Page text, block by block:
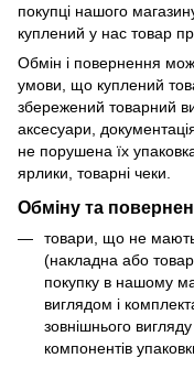
покупці нашого
куплений у нас товар
Обмін і повернення
умови, що куплений
збережений товарний
аксесуари,
не порушена їх
ярлики, товарні чеки.
Обміну та
товари, що не
(накладна або
покупку в нашому
виглядом і
зовнішнього
компонентів